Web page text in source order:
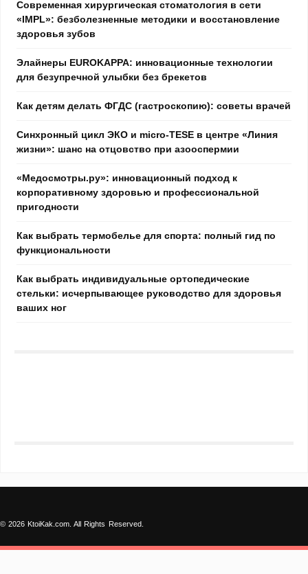
Современная хирургическая стоматология в сети
«IMPL»: безболезненные методики и восстановление
здоровья зубов
Элайнеры EUROKAPPA: инновационные технологии
для безупречной улыбки без брекетов
Как детям делать ФГДС (гастроскопию): советы врачей
Синхронный цикл ЭКО и micro-TESE в центре «Линия
жизни»: шанс на отцовство при азооспермии
«Медосмотры.ру»: инновационный подход к
корпоративному здоровью и профессиональной
пригодности
Как выбрать термобелье для спорта: полный гид по
функциональности
Как выбрать индивидуальные ортопедические
стельки: исчерпывающее руководство для здоровья
ваших ног
© 2026 KtoiKak.com. All Rights Reserved.